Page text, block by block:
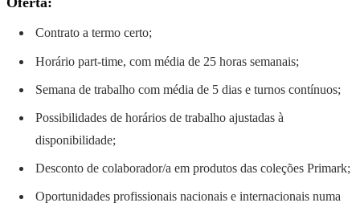
Contrato a termo certo;
Horário part-time, com média de 25 horas semanais;
Semana de trabalho com média de 5 dias e turnos contínuos;
Possibilidades de horários de trabalho ajustadas à
disponibilidade;
Desconto de colaborador/a em produtos das coleções Primark;
Oportunidades profissionais nacionais e internacionais numa